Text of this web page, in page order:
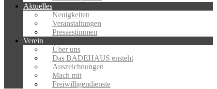
Aktuelles
Neuigkeiten
Veranstaltungen
Pressestimmen
Verein
Über uns
Das BADEHAUS ensteht
Auszeichnungen
Mach mit
Freiwilligendienste